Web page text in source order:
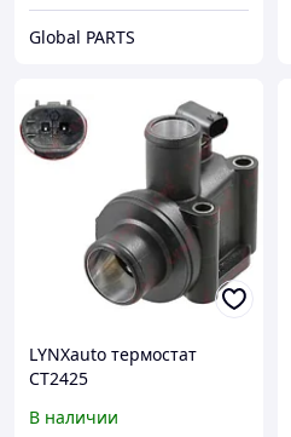
Global PARTS
LYNXauto термостат
CT2425
В наличии